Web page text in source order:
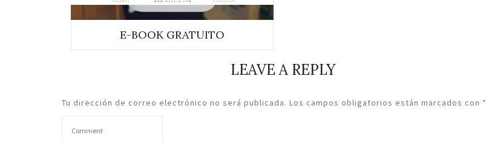
E-BOOK GRATUITO
LEAVE A REPLY
Tu dirección de correo electrónico no será publicada. Los campos obligatorios están marcados con *